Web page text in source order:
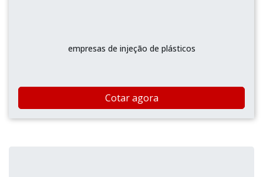
empresas de injeção de plásticos
Cotar agora